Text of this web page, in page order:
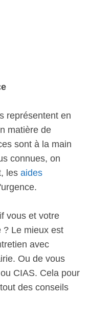
représentent en
matière de
sont à la main
connues, on
les aides
vous et votre
? Le mieux est
avec
Ou de vous
CIAS. Cela pour
des conseils